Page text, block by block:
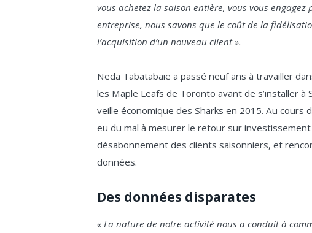
vous achetez la saison entière, vous vous
entreprise, nous savons que le coût de la
l’acquisition d’un nouveau client ».
Neda Tabatabaie a passé neuf ans à travailler
les Maple Leafs de Toronto avant de s’installer
veille économique des Sharks en 2015. Au cours
eu du mal à mesurer le retour sur
désabonnement des clients saisonniers, et
données.
Des données disparates
« La nature de notre activité nous a conduit à